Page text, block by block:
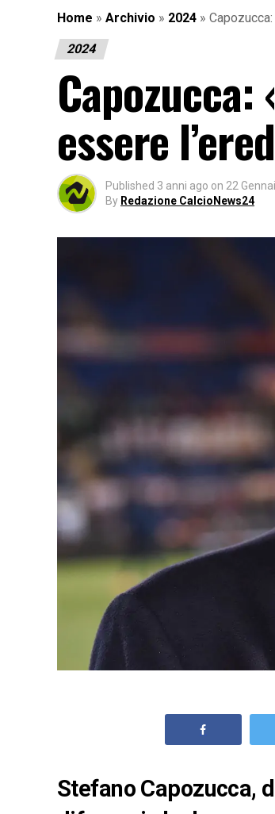
Home » Archivio » 2024 »
2024
essere
Published 3 anni ago on 22
By Redazione CalcioNews24
Stefano Capozucca,